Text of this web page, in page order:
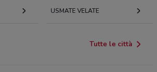
USMATE VELATE
Tutte le città